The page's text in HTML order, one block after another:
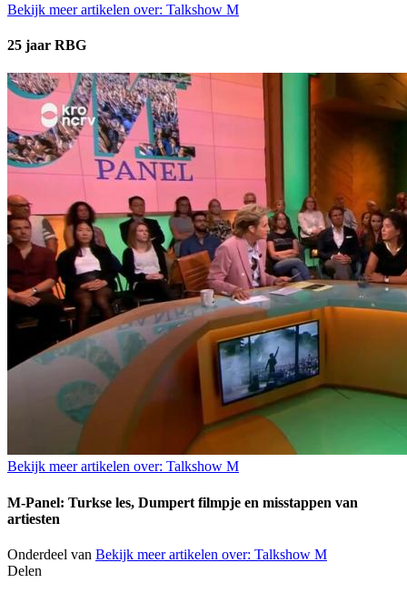
Bekijk meer artikelen over: Talkshow M
25 jaar RBG
Bekijk meer artikelen over: Talkshow M
M-Panel: Turkse les, Dumpert filmpje en misstappen van
artiesten
Onderdeel van Bekijk meer artikelen over: Talkshow M
Delen